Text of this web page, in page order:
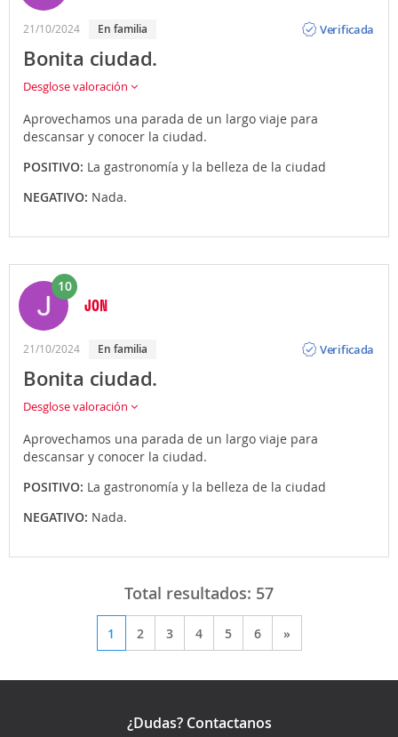
21/10/2024 En familia
Verificada
Bonita ciudad.
Desglose valoración
Aprovechamos una parada de un largo viaje para
descansar y conocer la ciudad.
POSITIVO: La gastronomía y la belleza de la ciudad
NEGATIVO: Nada.
10
JON
21/10/2024 En familia
Verificada
Bonita ciudad.
Desglose valoración
Aprovechamos una parada de un largo viaje para
descansar y conocer la ciudad.
POSITIVO: La gastronomía y la belleza de la ciudad
NEGATIVO: Nada.
Total resultados: 57
1 2 3 4 5 6 »
¿Dudas? Contactanos